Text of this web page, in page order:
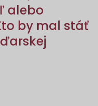
alebo
by mal stáť